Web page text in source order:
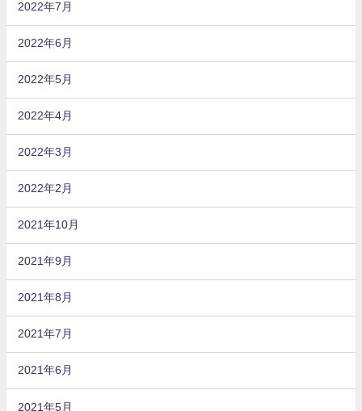
2022年7月
2022年6月
2022年5月
2022年4月
2022年3月
2022年2月
2021年10月
2021年9月
2021年8月
2021年7月
2021年6月
2021年5月